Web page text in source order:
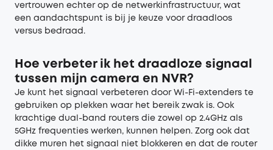
vertrouwen echter op de netwerkinfrastructuur, wat
een aandachtspunt is bij je keuze voor draadloos
versus bedraad.
Hoe verbeter ik het draadloze signaal
tussen mijn camera en NVR?
Je kunt het signaal verbeteren door Wi-Fi-extenders te
gebruiken op plekken waar het bereik zwak is. Ook
krachtige dual-band routers die zowel op 2.4GHz als
5GHz frequenties werken, kunnen helpen. Zorg ook dat
dikke muren het signaal niet blokkeren en dat de router